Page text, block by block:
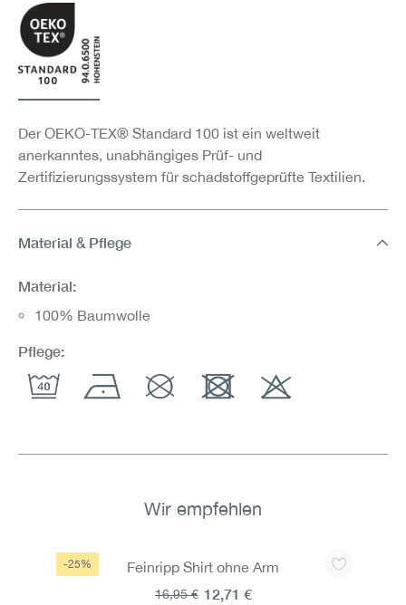
Der OEKO-TEX® Standard 100 ist ein weltweit
anerkanntes, unabhängiges Prüf- und
Zertifizierungssystem für schadstoffgeprüfte Textilien.
Material & Pflege
Material:
100% Baumwolle
Pflege:
Wir empfehlen
Produktgalerie überspringen
-25% Feinripp Shirt ohne Arm
12,71 €
16,95 €